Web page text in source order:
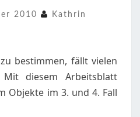
IM
2010 Kathrin
bestimmen, fällt vielen
diesem Arbeitsblatt
Objekte im 3. und 4. Fall